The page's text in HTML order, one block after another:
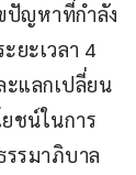
ปัญหาที่กำลัง
ยะเวลา 4
ะแลกเปลี่ยน
ชน์ในการ
รมาภิบาล